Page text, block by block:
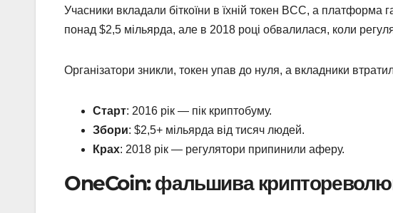
Учасники вкладали біткоїни в їхній токен BCC, а платформа
понад $2,5 мільярда, але в 2018 році обвалилася, коли
Організатори зникли, токен упав до нуля, а вкладники
Старт: 2016 рік — пік криптобуму.
Збори: $2,5+ мільярда від тисяч людей.
Крах: 2018 рік — регулятори припинили аферу.
OneCoin: фальшива